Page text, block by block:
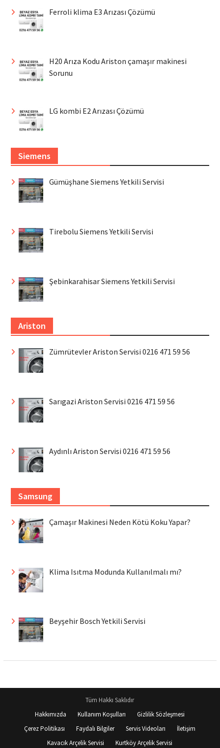
Ferroli klima E3 Arızası Çözümü
H20 Arıza Kodu Ariston çamaşır makinesi
Sorunu
LG kombi E2 Arızası Çözümü
Siemens
Gümüşhane Siemens Yetkili Servisi
Tirebolu Siemens Yetkili Servisi
Şebinkarahisar Siemens Yetkili Servisi
Ariston
Zümrütevler Ariston Servisi 0216 471 59 56
Sarıgazi Ariston Servisi 0216 471 59 56
Aydınlı Ariston Servisi 0216 471 59 56
Samsung
Çamaşır Makinesi Neden Kötü Koku Yapar?
Klima Isıtma Modunda Kullanılmalı mı?
Beyşehir Bosch Yetkili Servisi
Tüm Hakkı Saklıdır
Hakkımızda
Kullanım Koşulları
Gizlilik Sözleşmesi
Çerez Politikası
Faydalı Bilgiler Servis Videoları
İletişim
Kavacık Arçelik Servisi
Kurtköy Arçelik Servisi